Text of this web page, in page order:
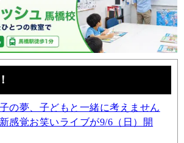
の夢、子どもと一緒に考えません
感覚お笑いライブが9/6（日）開